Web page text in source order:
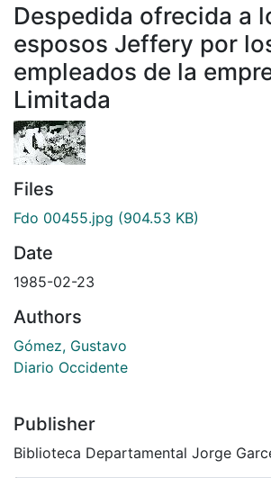
Despedida ofrecida a
esposos Jeffery por
empleados de la
Limitada
Files
Fdo 00455.jpg (904.53 KB)
Date
1985-02-23
Authors
Gómez, Gustavo
Diario Occidente
Publisher
Biblioteca Departamental Jorge